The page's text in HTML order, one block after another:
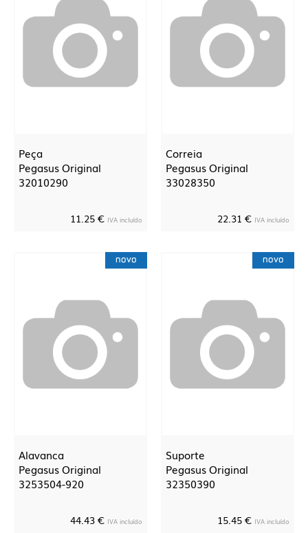
Peça
Pegasus Original
32010290
11.25 € IVA incluído
Correia
Pegasus Original
33028350
22.31 € IVA incluído
novo
Alavanca
Pegasus Original
3253504-920
44.43 € IVA incluído
novo
Suporte
Pegasus Original
32350390
15.45 € IVA incluído